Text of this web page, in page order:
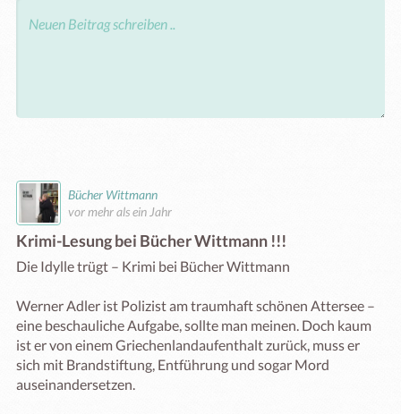
Bücher Wittmann
vor mehr als ein Jahr
Krimi-Lesung bei Bücher Wittmann !!!
Die Idylle trügt – Krimi bei Bücher Wittmann
Werner Adler ist Polizist am traumhaft schönen Attersee –
eine beschauliche Aufgabe, sollte man meinen. Doch kaum
ist er von einem Griechenlandaufenthalt zurück, muss er
sich mit Brandstiftung, Entführung und sogar Mord
auseinandersetzen.